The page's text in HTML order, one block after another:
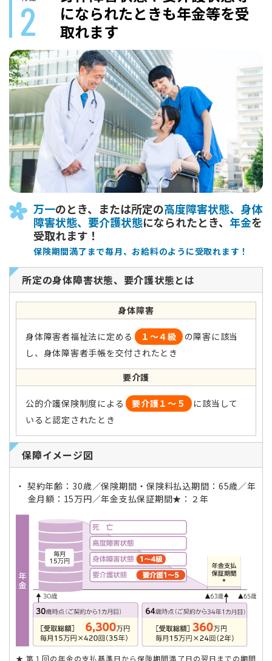
2
になられたときも年金等を受
取れます
万一のとき、または所定の高度障害状態、身体
障害状態、要介護状態になられたとき、 年金を
受取れます！
保険期間満了まで毎月、お給料のように受取れます！
所定の身体障害状態、要介護状態とは
身体障害
身体障害者福祉法に定める １〜４級
の障害に該当
し、身体障害者手帳を交付されたとき
要介護
公的介護保険制度による 要介護１〜５
に該当して
いると認定されたとき
保障イメージ図
契約年齢：30歳／保険期間・保険料払込期間：65歳／年
金月額：15万円／年金支払保証期間★：２年
第１回の年金の支払基準日から保険期間満了日の翌日までの期間